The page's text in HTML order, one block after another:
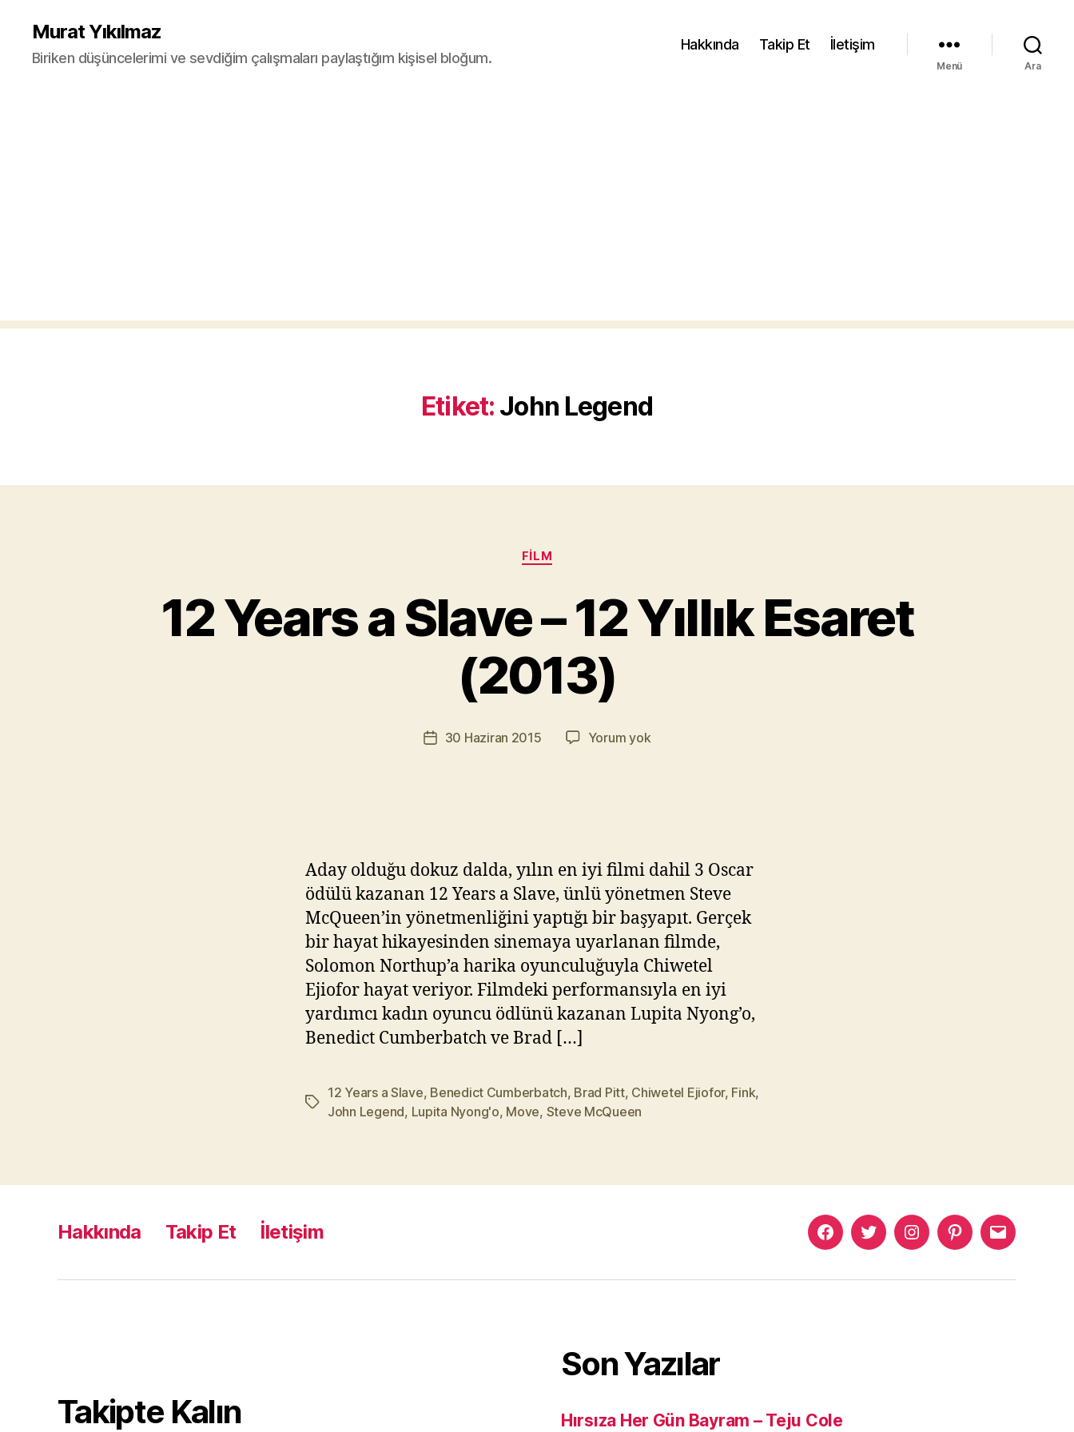
Murat Yıkılmaz
Biriken düşüncelerimi ve sevdiğim çalışmaları paylaştığım kişisel bloğum.
Hakkında Takip Et İletişim
Menü Ara
Etiket: John Legend
Kategoriler
FILM
12 Years a Slave – 12 Yıllık Esaret
(2013)
Yazının
yazarı
a
r
M
a
z
Yazı30 Haziran 2015 Yorum yok12
Esaret
(2013)
Aday olduğu dokuz dalda, yılın en iyi filmi dahil 3 Oscar
ödülü kazanan 12 Years a Slave, ünlü yönetmen Steve
McQueen’in yönetmenliğini yaptığı bir başyapıt. Gerçek
bir hayat hikayesinden sinemaya uyarlanan filmde,
Solomon Northup’a harika oyunculuğuyla Chiwetel
Ejiofor hayat veriyor. Filmdeki performansıyla en iyi
yardımcı kadın oyuncu ödlünü kazanan Lupita Nyong’o,
Benedict Cumberbatch ve Brad […]
Etiketler
12 Years a Slave, Benedict Cumberbatch, Brad Pitt, Chiwetel Ejiofor, Fink,
John Legend, Lupita Nyong'o, Move, Steve McQueen
Hakkında Takip Et İletişim
Murat
Facebook
Murat
Twitter
Murat
Instagram
PinterestMurat
Mail
Takipte Kalın
Son Yazılar
Hırsıza Her Gün Bayram – Teju Cole